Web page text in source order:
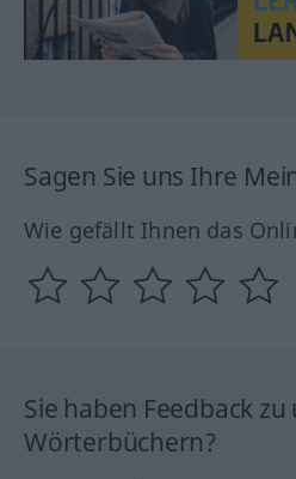
Sagen Sie uns Ihre
Wie gefällt Ihnen das
Sie haben Feedback
Wörterbüchern?